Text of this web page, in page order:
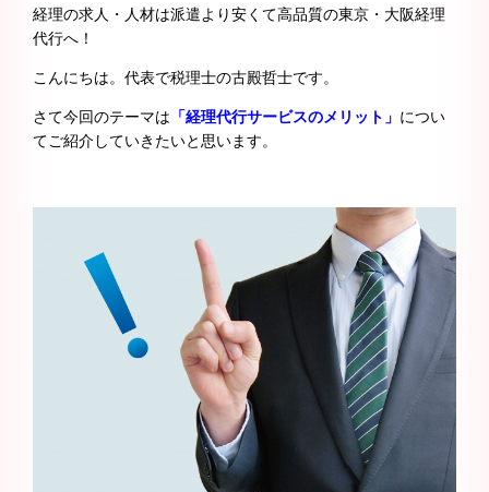
経理の求人・人材は派遣より安くて高品質の東京・大阪経理
代行へ！
こんにちは。代表で税理士の古殿哲士です。
さて今回のテーマは 「経理代行サービスのメリット」 につい
てご紹介していきたいと思います。